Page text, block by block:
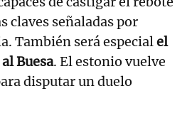
claves señaladas por
También será especialel
Buesa. El estonio vuelve
disputar un duelo